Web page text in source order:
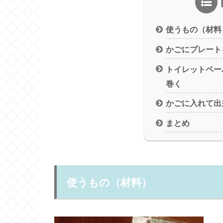
使うもの（材
かごにプレー
トイレットペ
巻く
かごに入れて
まとめ
使うもの（材料）